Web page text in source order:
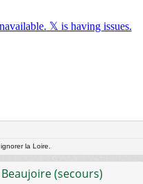
la Loire.
(secours)